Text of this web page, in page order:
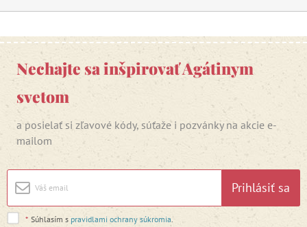
Nechajte sa inšpirovať Agátinym
svetom
a posielať si zľavové kódy, súťaže i pozvánky na akcie e-
mailom
Prihlásiť sa
* Súhlasím s pravidlami ochrany súkromia